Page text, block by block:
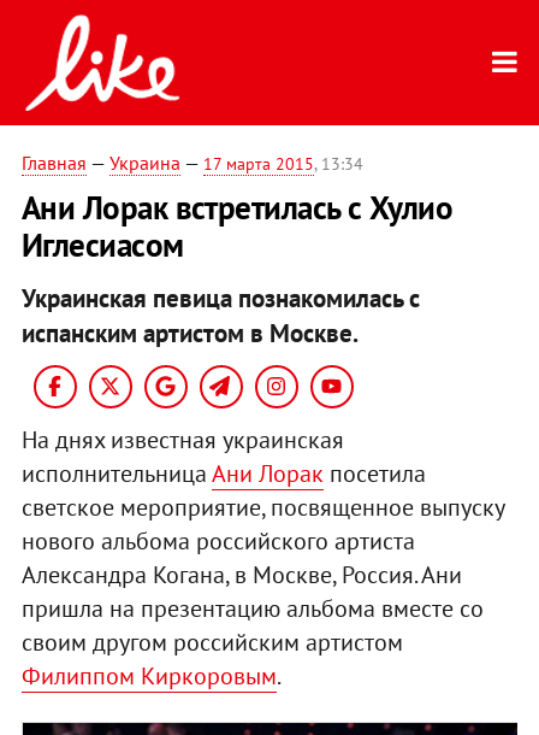
Главная — Украина — 17 марта 2015, 13:34
Ани Лорак встретилась с Хулио
Иглесиасом
Украинская певица познакомилась с
испанским артистом в Москве.
На днях известная украинская
исполнительницаАни Лорак посетила
светское мероприятие, посвященное выпуску
нового альбома российского артиста
Александра Когана, в Москве, Россия. Ани
пришла на презентацию альбома вместе со
своим другом российским артистом
Филиппом Киркоровым.